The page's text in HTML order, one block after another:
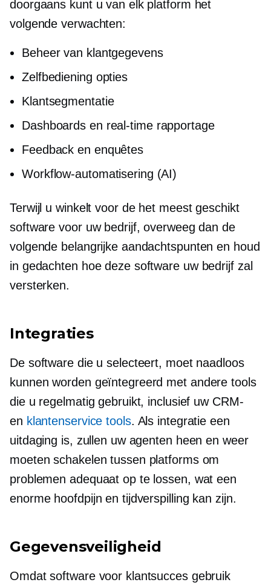
doorgaans kunt u van elk platform het
volgende verwachten:
Beheer van klantgegevens
Zelfbediening opties
Klantsegmentatie
Dashboards en real-timerapportage
Feedback en enquêtes
Workflow-automatisering (AI)
Terwijl u winkelt voor de het meest geschikt
software voor uw bedrijf, overweeg dan de
volgende belangrijke aandachtspunten en houd
in gedachten hoe deze software uw bedrijf zal
versterken.
Integraties
De software die u selecteert, moet naadloos
kunnen worden geïntegreerd met andere tools
die u regelmatig gebruikt, inclusief uw CRM-
en klantenservice tools. Als integratie een
uitdaging is, zullen uw agenten heen en weer
moeten schakelen tussen platforms om
problemen adequaat op te lossen, wat een
enorme hoofdpijn en tijdverspilling kan zijn.
Gegevensveiligheid
Omdat software voor klantsucces gebruik